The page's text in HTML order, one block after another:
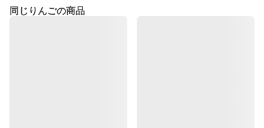
同じりんごの商品